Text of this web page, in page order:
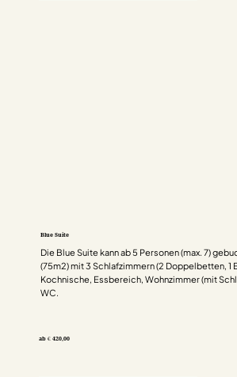
Blue Suite
Die Blue Suite kann ab 5 Personen (max. 7)
(75m2) mit 3 Schlafzimmern (2 Doppelbetten, 1
Kochnische, Essbereich, Wohnzimmer (mit
WC.
ab € 420,00